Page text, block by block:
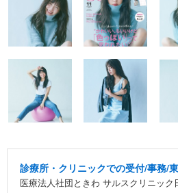
診療所・クリニックでの受付/事務/
医療法人社団ときわ サルスクリニック